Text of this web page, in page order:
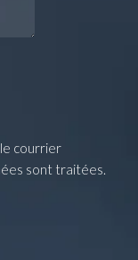
courrier
sont traitées.